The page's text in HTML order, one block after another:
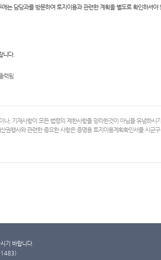
는 담당과를 방문하여 토지이용과 관련한 계획을 별도로 확인하셔야
니다.
력됨
, 기재사항이 모든 법령의 제한사항을 망라한것이 아님을 유념하시
행사와 관련한 중요한 사항은 증명용 토지이용계획확인서를 시군
기 바랍니다.
1483)